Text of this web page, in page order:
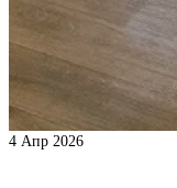
4 Апр 2026